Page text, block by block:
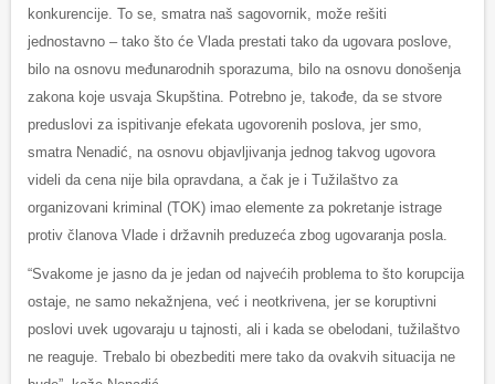
konkurencije. To se, smatra naš sagovornik, može rešiti
jednostavno – tako što će Vlada prestati tako da ugovara poslove,
bilo na osnovu međunarodnih sporazuma, bilo na osnovu donošenja
zakona koje usvaja Skupština. Potrebno je, takođe, da se stvore
preduslovi za ispitivanje efekata ugovorenih poslova, jer smo,
smatra Nenadić, na osnovu objavljivanja jednog takvog ugovora
videli da cena nije bila opravdana, a čak je i Tužilaštvo za
organizovani kriminal (TOK) imao elemente za pokretanje istrage
protiv članova Vlade i državnih preduzeća zbog ugovaranja posla.
“Svakome je jasno da je jedan od najvećih problema to što korupcija
ostaje, ne samo nekažnjena, već i neotkrivena, jer se koruptivni
poslovi uvek ugovaraju u tajnosti, ali i kada se obelodani, tužilaštvo
ne reaguje. Trebalo bi obezbediti mere tako da ovakvih situacija ne